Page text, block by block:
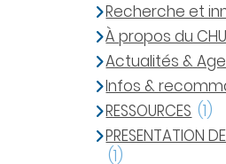
Recherche et
À propos du CHU
Actualités &
Infos &
RESSOURCES (1)
PRESENTATION
(1)